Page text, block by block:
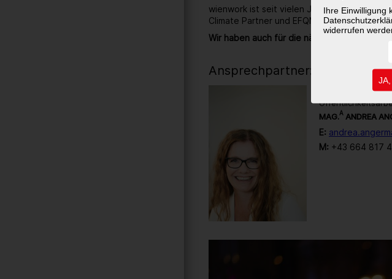
Ihre Einwilligung
widerrufen
wienwork ist seit vielen Jahren
Climate Partner und EFQM zertifiziert
Wir haben auch für die nächsten 40 Jahre
Ansprechpartner:in
MAG.A ANDREA
E:
M: +43 664 817